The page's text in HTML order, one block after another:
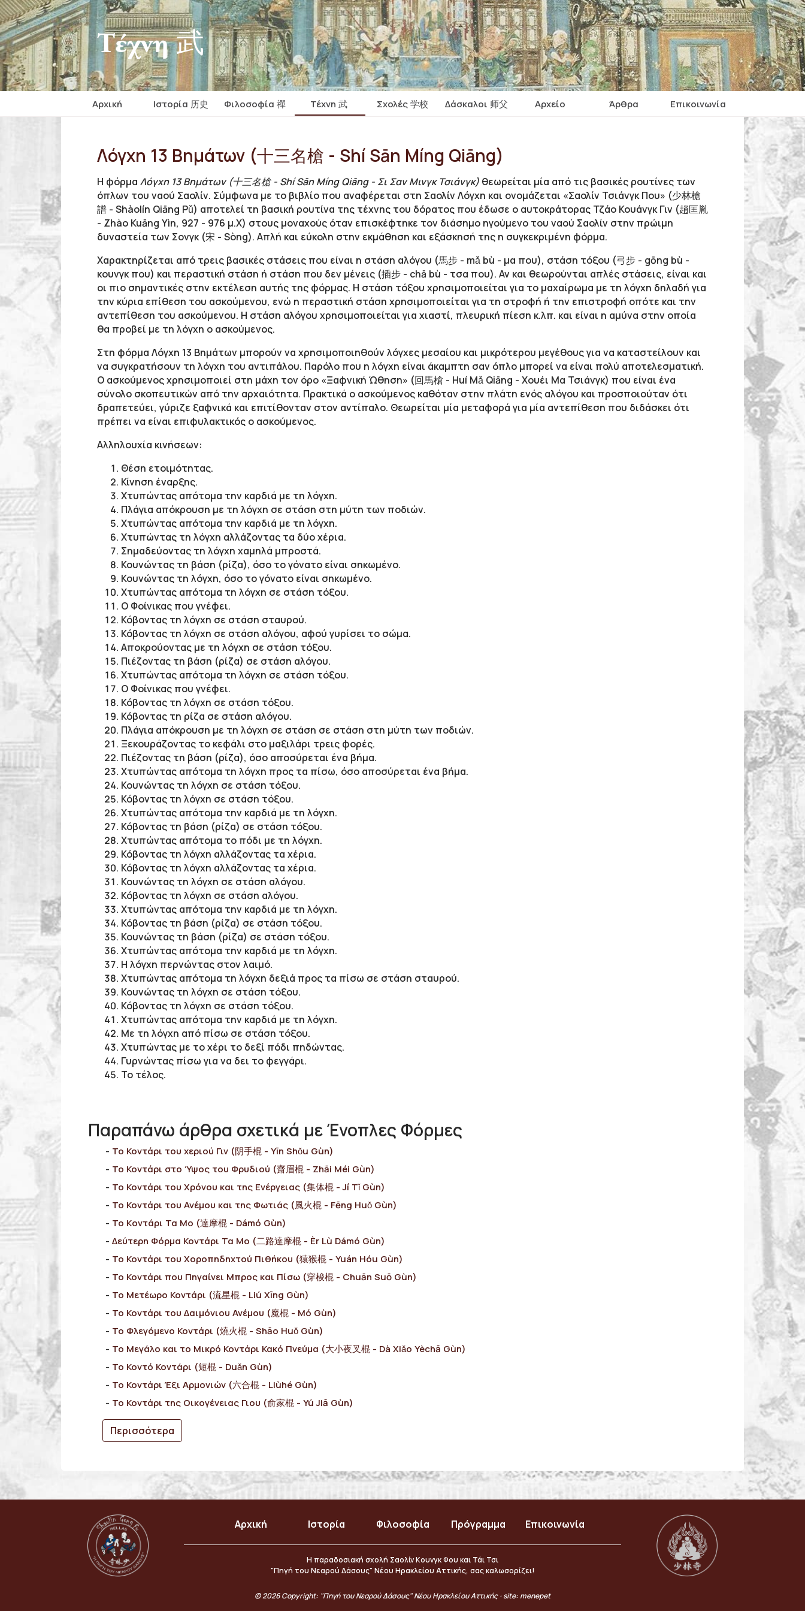
Τέχνη 武
Αρχική Iστορία 历史 Φιλοσοφία 禪 Τέχνη 武 Σχολές 学校 Δάσκαλοι 师父 Αρχείο Άρθρα Επικοινωνία
Λόγχη 13 Βημάτων (十三名槍 - Shí Sān Míng Qiāng)
Η φόρμα Λόγχη 13 Βημάτων (十三名槍 - Shí Sān Míng Qiāng - Σι Σαν Μινγκ Τσιάνγκ) θεωρείται μία από τις βασικές ρουτίνες των
όπλων του ναού Σαολίν. Σύμφωνα με το βιβλίο που αναφέρεται στη Σαολίν Λόγχη και ονομάζεται «Σαολίν Τσιάνγκ Που» (少林槍
譜 - Shàolín Qiāng Pǔ) αποτελεί τη βασική ρουτίνα της τέχνης του δόρατος που έδωσε ο αυτοκράτορας Τζάο Κουάνγκ Γιν (趙匡胤
- Zhào Kuāng Yìn, 927 - 976 μ.Χ) στους μοναχούς όταν επισκέφτηκε τον διάσημο ηγούμενο του ναού Σαολίν στην πρώιμη
δυναστεία των Σονγκ (宋 - Sòng). Απλή και εύκολη στην εκμάθηση και εξάσκησή της η συγκεκριμένη φόρμα.
Χαρακτηρίζεται από τρεις βασικές στάσεις που είναι η στάση αλόγου (馬步 - mǎ bù - μα που), στάση τόξου (弓步 - gōng bù -
κουνγκ που) και περαστική στάση ή στάση που δεν μένεις (插步 - chā bù - τσα που). Αν και θεωρούνται απλές στάσεις, είναι και
οι πιο σημαντικές στην εκτέλεση αυτής της φόρμας. Η στάση τόξου χρησιμοποιείται για το μαχαίρωμα με τη λόγχη δηλαδή για
την κύρια επίθεση του ασκούμενου, ενώ η περαστική στάση χρησιμοποιείται για τη στροφή ή την επιστροφή οπότε και την
αντεπίθεση του ασκούμενου. Η στάση αλόγου χρησιμοποιείται για χιαστί, πλευρική πίεση κ.λπ. και είναι η αμύνα στην οποία
θα προβεί με τη λόγχη ο ασκούμενος.
Στη φόρμα Λόγχη 13 Βημάτων μπορούν να χρησιμοποιηθούν λόγχες μεσαίου και μικρότερου μεγέθους για να καταστείλουν και
να συγκρατήσουν τη λόγχη του αντιπάλου. Παρόλο που η λόγχη είναι άκαμπτη σαν όπλο μπορεί να είναι πολύ αποτελεσματική.
Ο ασκούμενος χρησιμοποιεί στη μάχη τον όρο «Ξαφνική Ώθηση» (回馬槍 - Ηuí Μǎ Qiāng - Χουέι Μα Τσιάνγκ) που είναι ένα
σύνολο σκοπευτικών από την αρχαιότητα. Πρακτικά ο ασκούμενος καθόταν στην πλάτη ενός αλόγου και προσποιούταν ότι
δραπετεύει, γύριζε ξαφνικά και επιτίθονταν στον αντίπαλο. Θεωρείται μία μεταφορά για μία αντεπίθεση που διδάσκει ότι
πρέπει να είναι επιφυλακτικός ο ασκούμενος.
Αλληλουχία κινήσεων:
Θέση ετοιμότητας.
Κίνηση έναρξης.
Χτυπώντας απότομα την καρδιά με τη λόγχη.
Πλάγια απόκρουση με τη λόγχη σε στάση στη μύτη των ποδιών.
Χτυπώντας απότομα την καρδιά με τη λόγχη.
Χτυπώντας τη λόγχη αλλάζοντας τα δύο χέρια.
Σημαδεύοντας τη λόγχη χαμηλά μπροστά.
Κουνώντας τη βάση (ρίζα), όσο το γόνατο είναι σηκωμένο.
Κουνώντας τη λόγχη, όσο το γόνατο είναι σηκωμένο.
Χτυπώντας απότομα τη λόγχη σε στάση τόξου.
Ο Φοίνικας που γνέφει.
Κόβοντας τη λόγχη σε στάση σταυρού.
Κόβοντας τη λόγχη σε στάση αλόγου, αφού γυρίσει το σώμα.
Αποκρούοντας με τη λόγχη σε στάση τόξου.
Πιέζοντας τη βάση (ρίζα) σε στάση αλόγου.
Χτυπώντας απότομα τη λόγχη σε στάση τόξου.
Ο Φοίνικας που γνέφει.
Κόβοντας τη λόγχη σε στάση τόξου.
Κόβοντας τη ρίζα σε στάση αλόγου.
Πλάγια απόκρουση με τη λόγχη σε στάση σε στάση στη μύτη των ποδιών.
Ξεκουράζοντας το κεφάλι στο μαξιλάρι τρεις φορές.
Πιέζοντας τη βάση (ρίζα), όσο αποσύρεται ένα βήμα.
Χτυπώντας απότομα τη λόγχη προς τα πίσω, όσο αποσύρεται ένα βήμα.
Κουνώντας τη λόγχη σε στάση τόξου.
Κόβοντας τη λόγχη σε στάση τόξου.
Χτυπώντας απότομα την καρδιά με τη λόγχη.
Κόβοντας τη βάση (ρίζα) σε στάση τόξου.
Χτυπώντας απότομα το πόδι με τη λόγχη.
Κόβοντας τη λόγχη αλλάζοντας τα χέρια.
Κόβοντας τη λόγχη αλλάζοντας τα χέρια.
Κουνώντας τη λόγχη σε στάση αλόγου.
Κόβοντας τη λόγχη σε στάση αλόγου.
Χτυπώντας απότομα την καρδιά με τη λόγχη.
Κόβοντας τη βάση (ρίζα) σε στάση τόξου.
Κουνώντας τη βάση (ρίζα) σε στάση τόξου.
Χτυπώντας απότομα την καρδιά με τη λόγχη.
Η λόγχη περνώντας στον λαιμό.
Χτυπώντας απότομα τη λόγχη δεξιά προς τα πίσω σε στάση σταυρού.
Κουνώντας τη λόγχη σε στάση τόξου.
Κόβοντας τη λόγχη σε στάση τόξου.
Χτυπώντας απότομα την καρδιά με τη λόγχη.
Με τη λόγχη από πίσω σε στάση τόξου.
Χτυπώντας με το χέρι το δεξί πόδι πηδώντας.
Γυρνώντας πίσω για να δει το φεγγάρι.
Το τέλος.
Παραπάνω άρθρα σχετικά με Ένοπλες Φόρμες
Το Κοντάρι του χεριού Γιν (阴手棍 - Yīn Shǒu Gùn)
Το Κοντάρι στο Ύψος του Φρυδιού (齋眉棍 - Zhāi Méi Gùn)
Το Κοντάρι του Χρόνου και της Ενέργειας (集体棍 - Jí Tǐ Gùn)
Το Κοντάρι του Ανέμου και της Φωτιάς (風火棍 - Fēng Huǒ Gùn)
Το Kοντάρι Τα Μο (達摩棍 - Dámó Gùn)
Δεύτερη Φόρμα Κοντάρι Τα Μο (二路達摩棍 - Èr Lù Dámó Gùn)
Το Κοντάρι του Χοροπηδηχτού Πιθήκου (猿猴棍 - Yuán Hóu Gùn)
Το Κοντάρι που Πηγαίνει Μπρος και Πίσω (穿梭棍 - Chuān Suō Gùn)
Το Μετέωρο Κοντάρι (流星棍 - Liú Xīng Gùn)
Το Κοντάρι του Δαιμόνιου Ανέμου (魔棍 - Mó Gùn)
Το Φλεγόμενο Κοντάρι (燒火棍 - Shāo Huǒ Gùn)
Το Μεγάλο και το Μικρό Κοντάρι Κακό Πνεύμα (大小夜叉棍 - Dà Xiǎo Yèchā Gùn)
Το Κοντό Κοντάρι (短棍 - Duǎn Gùn)
Το Κοντάρι Έξι Αρμονιών (六合棍 - Liùhé Gùn)
Το Κοντάρι της Οικογένειας Γιου (俞家棍 - Yú Jiā Gùn)
Περισσότερα
Αρχική Ιστορία Φιλοσοφία Πρόγραμμα Επικοινωνία
Η παραδοσιακή σχολή Σαολίν Κουνγκ Φου και Τάι Τσι
"Πηγή του Νεαρού Δάσους" Νέου Ηρακλείου Αττικής, σας καλωσορίζει!
© 2026 Copyright: "Πηγή του Νεαρού Δάσους" Νέου Ηρακλείου Αττικής · site: menepet